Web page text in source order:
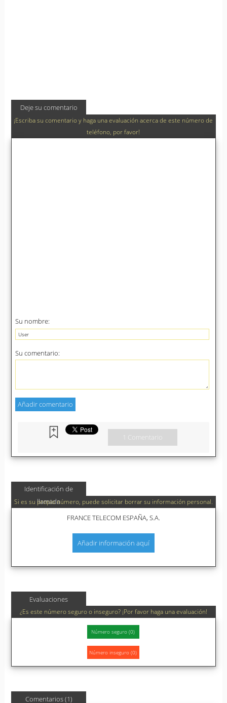
Deje su comentario
¡Escriba su comentario y haga una evaluación acerca de este número de
teléfono, por favor!
Su nombre:
Su comentario:
1 Comentario
Identificación de
llamada
Si es su propio número, puede solicitar borrar su información personal.
FRANCE TELECOM ESPAÑA, S.A.
Añadir información aquí
Evaluaciones
¿Es este número seguro o inseguro? ¡Por favor haga una evaluación!
Comentarios (1)